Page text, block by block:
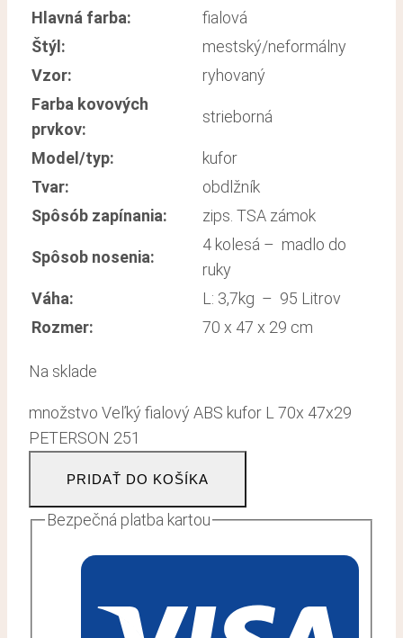
Hlavná farba:
fialová
Štýl:
mestský/neformálny
Vzor:
ryhovaný
Farba kovových
prvkov:
strieborná
Model/typ:
kufor
Tvar:
obdlžník
Spôsób zapínania:
zips. TSA zámok
Spôsob nosenia:
4 kolesá – madlo do
ruky
Váha:
L: 3,7kg – 95 Litrov
Rozmer:
70 x 47 x 29 cm
Na sklade
množstvo Veľký fialový ABS kufor L 70x 47x29
PETERSON 251
PRIDAŤ DO KOŠÍKA
Bezpečná platba kartou